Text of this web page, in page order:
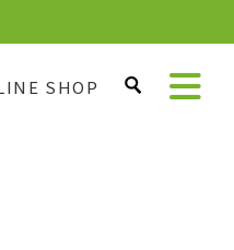
SHOP